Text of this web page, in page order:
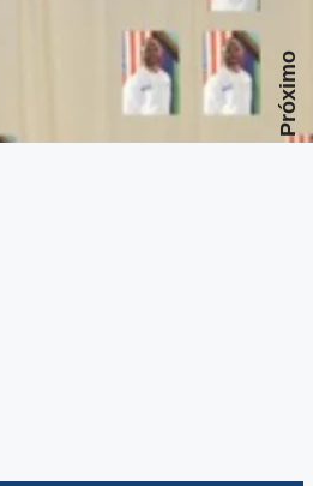
Próximo